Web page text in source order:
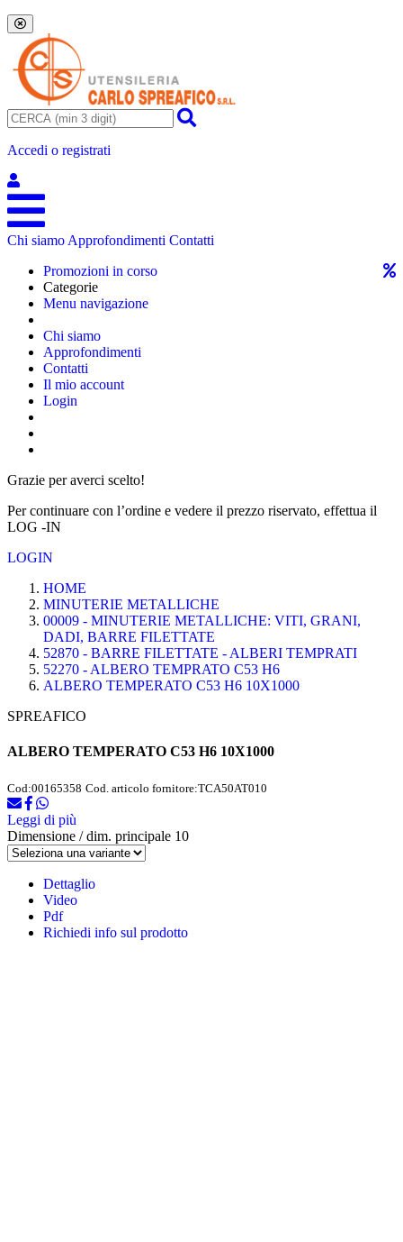
Accedi o registrati
Chi siamo Approfondimenti Contatti
Promozioni in corso
Categorie
Menu navigazione
Chi siamo
Approfondimenti
Contatti
Il mio account
Login
Grazie per averci scelto!
Per continuare con l’ordine e vedere il prezzo riservato, effettua il
LOG -IN
LOGIN
HOME
MINUTERIE METALLICHE
00009 - MINUTERIE METALLICHE: VITI, GRANI,
DADI, BARRE FILETTATE
52870 - BARRE FILETTATE - ALBERI TEMPRATI
52270 - ALBERO TEMPRATO C53 H6
ALBERO TEMPERATO C53 H6 10X1000
SPREAFICO
ALBERO TEMPERATO C53 H6 10X1000
Cod:00165358 Cod. articolo fornitore:TCA50AT010
Leggi di più
Dimensione / dim. principale 10
Dettaglio
Video
Pdf
Richiedi info sul prodotto